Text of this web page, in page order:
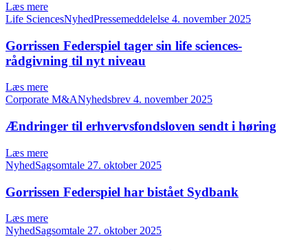
Læs mere
Life SciencesNyhedPressemeddelelse 4. november 2025
Gorrissen Federspiel tager sin life sciences-
rådgivning til nyt niveau
Læs mere
Corporate M&ANyhedsbrev 4. november 2025
Ændringer til erhvervsfondsloven sendt i høring
Læs mere
NyhedSagsomtale 27. oktober 2025
Gorrissen Federspiel har bistået Sydbank
Læs mere
NyhedSagsomtale 27. oktober 2025